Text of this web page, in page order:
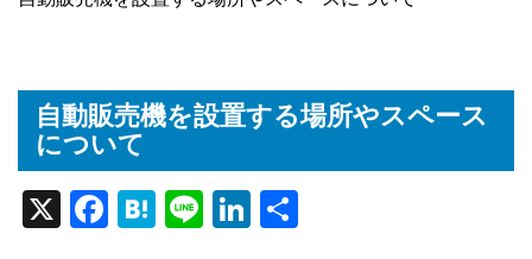
自動販売機を設置する場所やスペース
について
X
Fa H
Li
Li